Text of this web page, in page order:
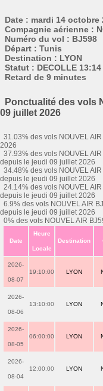
Date : mardi 14 octobre
Compagnie aérienne :
Numéro du vol : BJ598
Départ : Tunis
Destination : LYON
Statut : DECOLLE 13:14
Retard de 9 minutes
Ponctualité des vols
09 juillet 2026
31.03% des vols NOUVEL
2026
37.93% des vols NOUVEL
depuis le jeudi 09 juillet 2026
34.48% des vols NOUVEL
depuis le jeudi 09 juillet 2026
24.14% des vols NOUVEL
depuis le jeudi 09 juillet 2026
6.9% des vols NOUVEL AIR
depuis le jeudi 09 juillet 2026
0% des vols NOUVEL AIR
Date
Heure
Locale
Destination
2026-
08-07
19:10:00 LYON
2026-
08-06
13:10:00 LYON
2026-
08-05
06:00:00 LYON
2026-
08-04
12:00:00 LYON